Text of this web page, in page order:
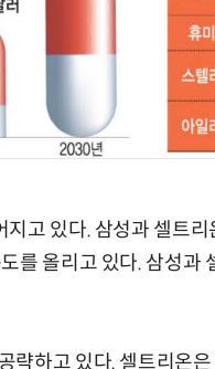
고 있다. 삼성과 셀트
를 올리고 있다. 삼성과
략하고 있다. 셀트리온